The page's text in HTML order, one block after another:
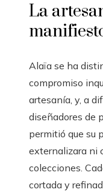
La
Alaïa se ha
compromiso
artesanía, y, a
diseñadores de
permitió que su
externalizara ni
colecciones.
cortada y